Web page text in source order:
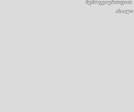
შემოგვიერთდით
ახალი